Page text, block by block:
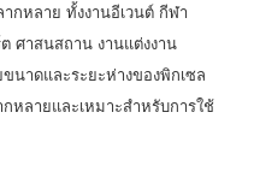
กหลาย ทั้งงานอีเวนต์ กีฬา
ศาสนสถาน งานแต่งงาน
นาดและระยะห่างของพิกเซล
หลายและเหมาะสำหรับการใช้